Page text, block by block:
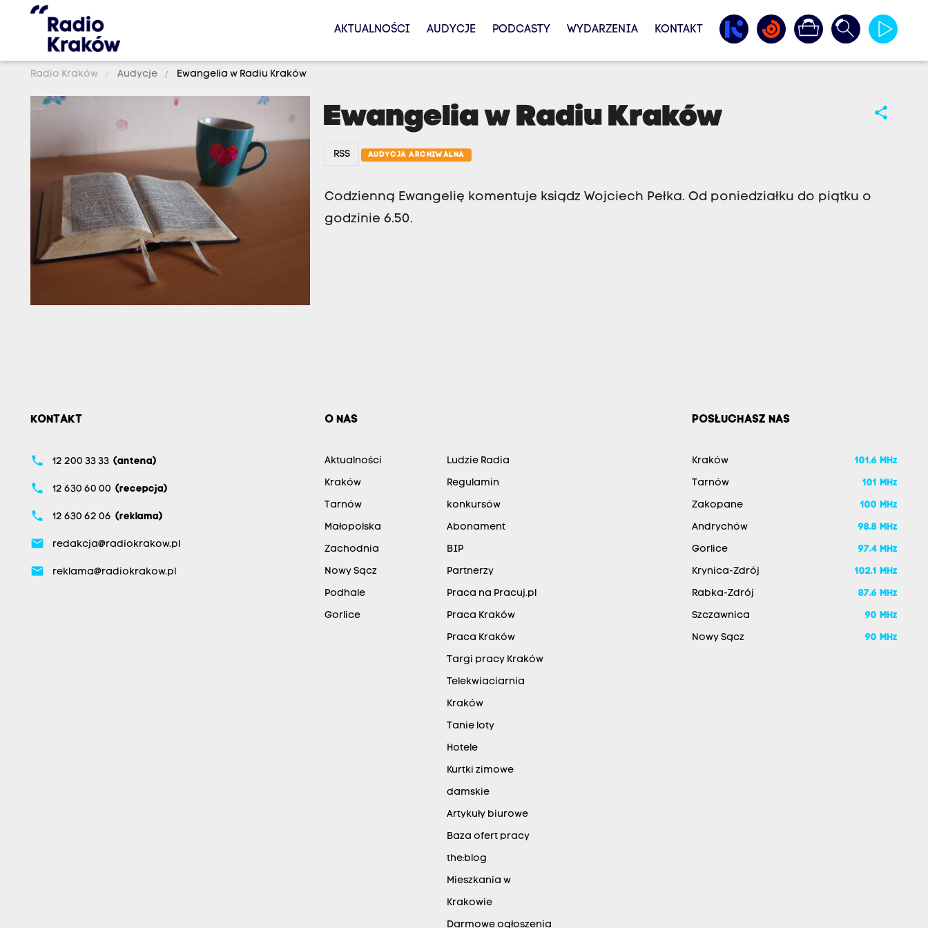
AKTUALNOŚCI AUDYCJE PODCASTY WYDARZENIA KONTAKT
Radio Kraków Audycje Ewangelia w Radiu Kraków
share
Ewangelia w Radiu Kraków
RSS AUDYCJA ARCHIWALNA
Codzienną Ewangelię komentuje ksiądz Wojciech Pełka. Od poniedziałku do piątku o
godzinie 6.50.
KONTAKT
phone 12 200 33 33 (antena)
phone 12 630 60 00 (recepcja)
phone 12 630 62 06 (reklama)
email redakcja@radiokrakow.pl
email reklama@radiokrakow.pl
O NAS
Aktualności
Kraków
Tarnów
Małopolska
Zachodnia
Nowy Sącz
Podhale
Gorlice
Ludzie Radia
Regulamin
konkursów
Abonament
BIP
Partnerzy
Praca na Pracuj.pl
Praca Kraków
Praca Kraków
Targi pracy Kraków
Telekwiaciarnia
Kraków
Tanie loty
Hotele
Kurtki zimowe
damskie
Artykuły biurowe
Baza ofert pracy
the:blog
Mieszkania w
Krakowie
Darmowe ogłoszenia
POSŁUCHASZ NAS
Kraków 101.6 MHz
Tarnów 101 MHz
Zakopane 100 MHz
Andrychów 98.8 MHz
Gorlice 97.4 MHz
Krynica-Zdrój 102.1 MHz
Rabka-Zdrój 87.6 MHz
Szczawnica 90 MHz
Nowy Sącz 90 MHz